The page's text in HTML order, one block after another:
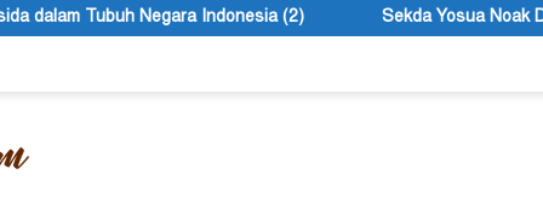
(2) Sekda Yosua Noak Douw Ingatkan ASN